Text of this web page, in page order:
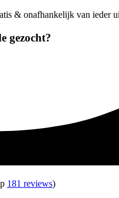
& onafhankelijk van ieder
gezocht?
181 reviews)